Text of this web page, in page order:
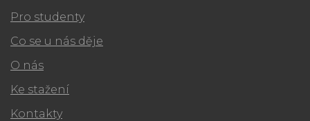
Pro studenty
Co se u nás děje
O nás
Ke stažení
Kontakty